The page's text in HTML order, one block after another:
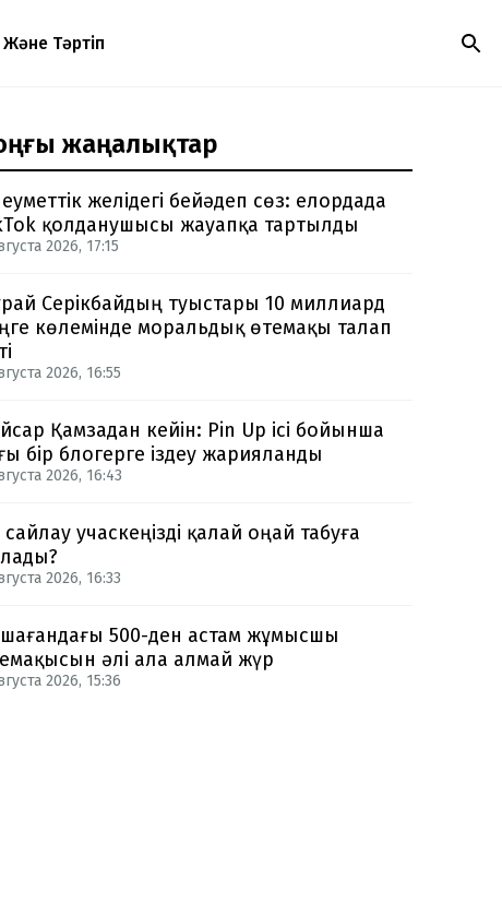
Және Тәртіп
жаңалықтар
желідегі бейәдеп сөз: елордада
қолданушысы жауапқа тартылды
2026, 17:15
Серікбайдың туыстары 10 миллиард
көлемінде моральдық өтемақы талап
2026, 16:55
Қамзадан кейін: Pin Up ісі бойынша
бір блогерге іздеу жарияланды
2026, 16:43
учаскеңізді қалай оңай табуға
2026, 16:33
500-ден астам жұмысшы
әлі ала алмай жүр
2026, 15:36